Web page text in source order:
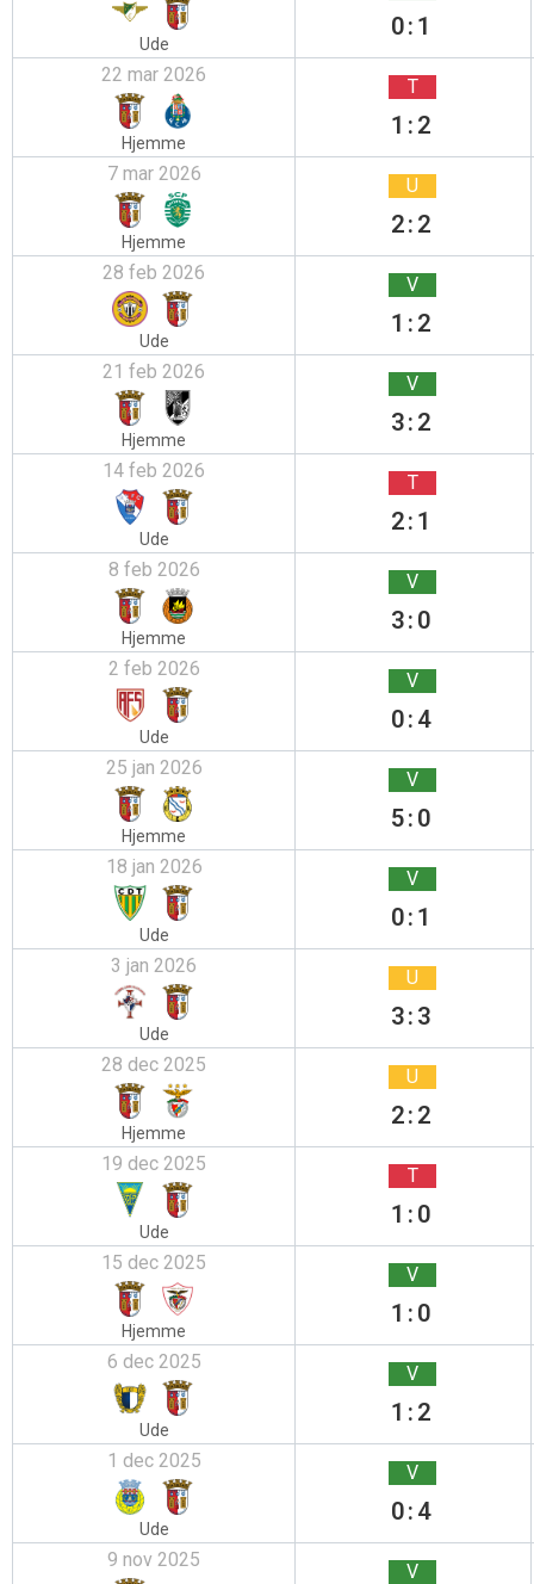
Ude
0:1
22 mar 2026
Hjemme
T
1:2
7 mar 2026
Hjemme
U
2:2
28 feb 2026
Ude
V
1:2
21 feb 2026
Hjemme
V
3:2
14 feb 2026
Ude
T
2:1
8 feb 2026
Hjemme
V
3:0
2 feb 2026
Ude
V
0:4
25 jan 2026
Hjemme
V
5:0
18 jan 2026
Ude
V
0:1
3 jan 2026
Ude
U
3:3
28 dec 2025
Hjemme
U
2:2
19 dec 2025
Ude
T
1:0
15 dec 2025
Hjemme
V
1:0
6 dec 2025
Ude
V
1:2
1 dec 2025
Ude
V
0:4
9 nov 2025 V